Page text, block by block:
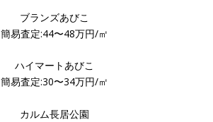
ブランズあびこ
簡易査定:44〜48万円/㎡
ハイマートあびこ
簡易査定:30〜34万円/㎡
カルム長居公園